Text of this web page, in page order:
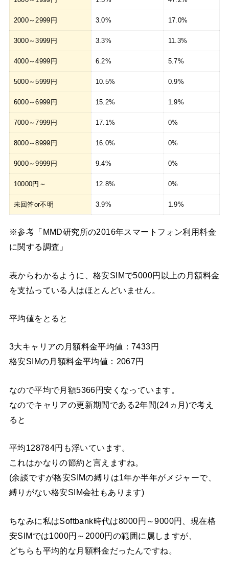
2000～2999円 3.0% 17.0%
3000～3999円 3.3% 11.3%
4000～4999円 6.2% 5.7%
5000～5999円 10.5% 0.9%
6000～6999円 15.2% 1.9%
7000～7999円 17.1% 0%
8000～8999円 16.0% 0%
9000～9999円 9.4% 0%
10000円～ 12.8% 0%
未回答or不明 3.9% 1.9%
※参考「MMD研究所の2016年スマートフォン利用料金
に関する調査」
表からわかるように、格安SIMで5000円以上の月額料金
を支払っている人はほとんどいません。
平均値をとると
3大キャリアの月額料金平均値：7433円
格安SIMの月額料金平均値：2067円
なので平均で月額5366円安くなっています。
なのでキャリアの更新期間である2年間(24ヵ月)で考え
ると
平均128784円も浮いています。
これはかなりの節約と言えますね。
(余談ですが格安SIMの縛りは1年か半年がメジャーで、
縛りがない格安SIM会社もあります)
ちなみに私はSoftbank時代は8000円～9000円、現在格
安SIMでは1000円～2000円の範囲に属しますが、
どちらも平均的な月額料金だったんですね。